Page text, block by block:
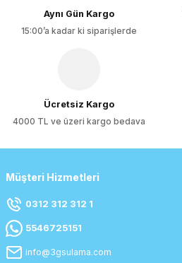
Aynı Gün Kargo
15:00’a kadar ki siparişlerde
Ücretsiz Kargo
4000 TL ve üzeri kargo bedava
Müşteri Hizmetleri
0312 312 312 1
5546725151
info@3gsulama.com